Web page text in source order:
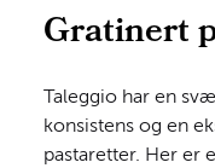
Gratinert
Taleggio har en
konsistens og en
pastaretter. Her er